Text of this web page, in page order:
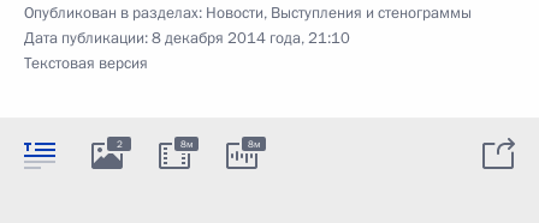
Опубликован в разделах: Новости, Выступления и стенограммы
Дата публикации:8 декабря 2014 года, 21:10
Текстовая версия
2 8м 8м